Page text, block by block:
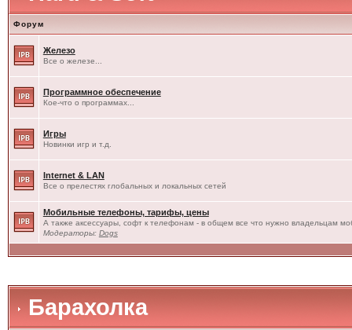
Форум
Железо
Все о железе...
Программное обеспечение
Кое-что о программах...
Игры
Новинки игр и т.д.
Internet & LAN
Все о прелестях глобальных и локальных сетей
Мобильные телефоны, тарифы, цены
А также аксессуары, софт к телефонам - в общем все что нужно владельцам
Модераторы: Dogs
Барахолка